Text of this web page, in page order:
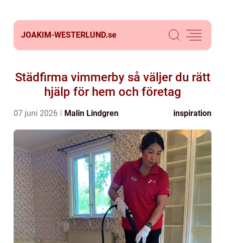
JOAKIM-WESTERLUND.se
Städfirma vimmerby så väljer du rätt
hjälp för hem och företag
07 juni 2026 Malin Lindgren inspiration